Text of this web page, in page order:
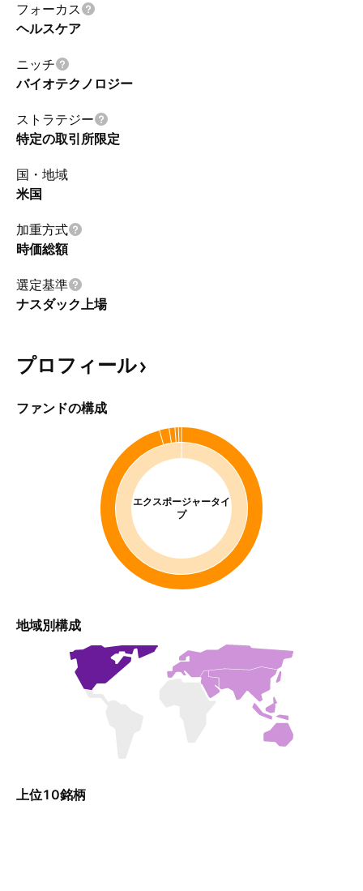
フォーカス
ヘルスケア
ニッチ
バイオテクノロジー
ストラテジー
特定の取引所限定
国・地域
米国
加重方式
時価総額
選定基準
ナスダック上場
プロフィール
ファンドの構成
エクスポージャータイ
プ
地域別構成
上位10銘柄